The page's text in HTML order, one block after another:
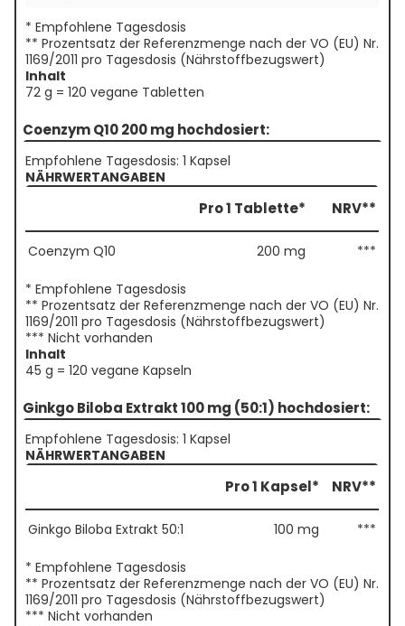
* Empfohlene Tagesdosis
** Prozentsatz der Referenzmenge nach der VO (EU) Nr.
1169/2011 pro Tagesdosis (Nährstoffbezugswert)
Inhalt
72 g = 120 vegane Tabletten
Coenzym Q10 200 mg hochdosiert:
Empfohlene Tagesdosis: 1 Kapsel
NÄHRWERTANGABEN
Pro 1 Tablette* NRV**
Coenzym Q10 200 mg ***
* Empfohlene Tagesdosis
** Prozentsatz der Referenzmenge nach der VO (EU) Nr.
1169/2011 pro Tagesdosis (Nährstoffbezugswert)
*** Nicht vorhanden
Inhalt
45 g = 120 vegane Kapseln
Ginkgo Biloba Extrakt 100 mg (50:1) hochdosiert:
Empfohlene Tagesdosis: 1 Kapsel
NÄHRWERTANGABEN
Pro 1 Kapsel* NRV**
Ginkgo Biloba Extrakt 50:1 100 mg ***
* Empfohlene Tagesdosis
** Prozentsatz der Referenzmenge nach der VO (EU) Nr.
1169/2011 pro Tagesdosis (Nährstoffbezugswert)
*** Nicht vorhanden